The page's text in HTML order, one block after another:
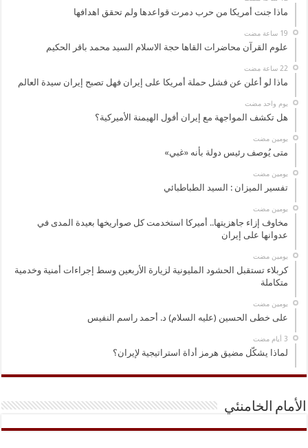
ماذا جنت أمريكا من حرب دمرت قواعدها ولم تحقق اهدافها
علوم القرآن محاضرات القاها حجة الاسلام السيد محمد باقر الحكيم
ماذا لو أعلن عن فشل حملة أمريكا على إيران فهل تصبح إيران سيدة العالم
‏يوم واحد مضت
هل تكشف المواجهة مع إيران أفول الهيمنة الأميركية؟
‏يومين مضت
متى يُوصف رئيس دولة بأنه «غبي»
‏يومين مضت
تفسير الميزان : السيد الطباطبائي
‏يومين مضت
مخاوف إزاء جاهزيتها.. أميركا استخدمت كل صواريخها بعيدة المدى في
عدوانها على إيران
‏يومين مضت
كربلاء تستقبل الحشود المليونية لزيارة الأربعين وسط إجراءات أمنية وخدمية
متكاملة
‏يومين مضت
على خطى الحسين (عليه السلام) د. أحمد راسم النفيس
لماذا يشكّل مضيق هرمز أداة استراتيجية لإيران؟
الأمام الخامنئي